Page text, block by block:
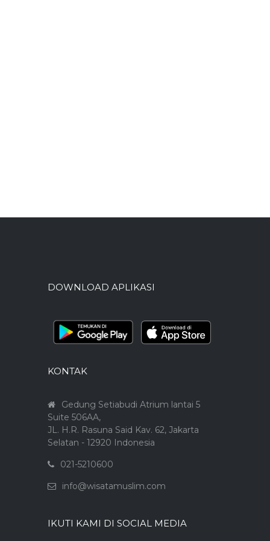
DOWNLOAD APLIKASI
KONTAK
Gedung Setiabudi Atrium lantai 5
Suite 506AA,
JL. H.R. Rasuna Said Kav. 62, Jakarta
Selatan - 12920 Indonesia
021-5210600
info@wisatamuslim.com
IKUTI KAMI DI SOCIAL MEDIA